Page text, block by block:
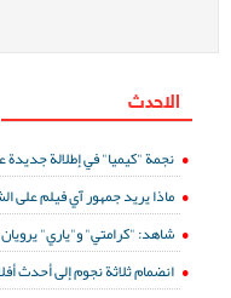
الاحدث
نجمة "كيميا" في إطلالة جديدة
ماذا يريد جمهور آي فيلم على
شاهد: "كرامتي" و"ياري"
انضمام ثلاثة نجوم إلى أحدث